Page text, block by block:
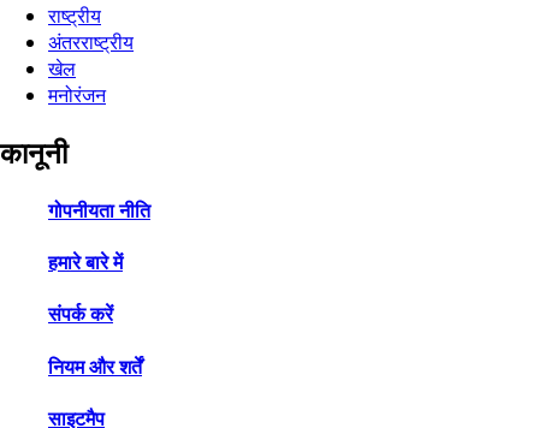
राष्ट्रीय
अंतरराष्ट्रीय
खेल
मनोरंजन
कानूनी
गोपनीयता नीति
हमारे बारे में
संपर्क करें
नियम और शर्तें
साइटमैप